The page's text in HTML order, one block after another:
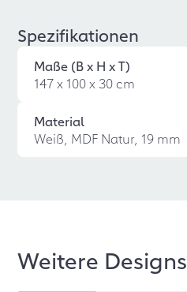
Spezifikationen
Maße (B x H x T)
147 x 100 x 30 cm
Material
Weiß, MDF Natur, 19 mm
Weitere Designs